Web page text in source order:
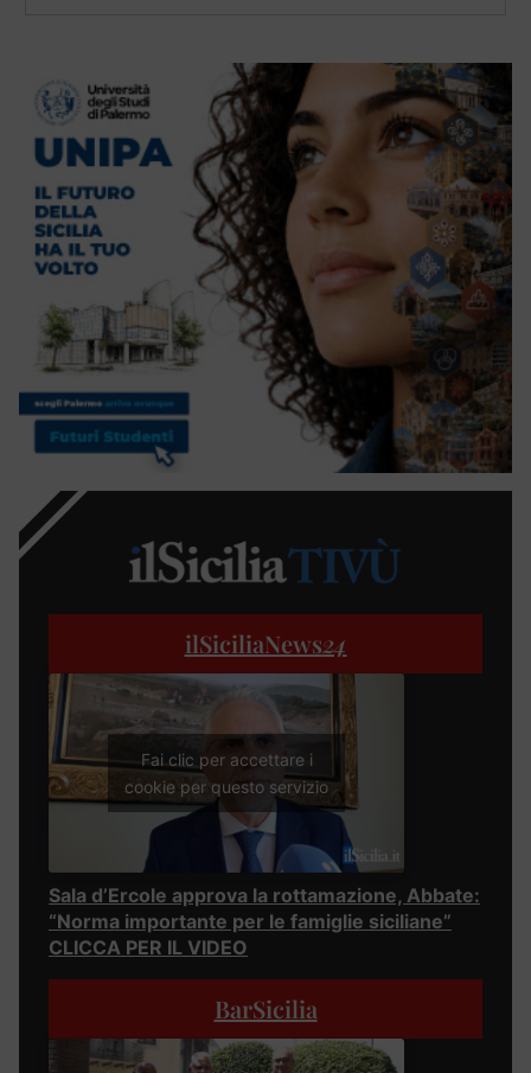
ilSiciliaNews24
Fai clic per accettare i
cookie per questo servizio
Sala d’Ercole approva la rottamazione, Abbate:
“Norma importante per le famiglie siciliane”
CLICCA PER IL VIDEO
BarSicilia